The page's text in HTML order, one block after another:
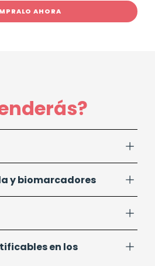
AHORA
y biomarcadores
en los